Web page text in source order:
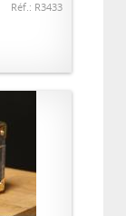
Réf.: R3433